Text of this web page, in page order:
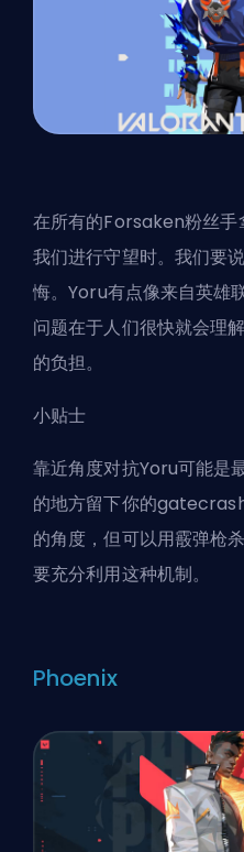
在所有的Forsaken粉丝手
我们进行守望时。我们要
悔。Yoru有点像来自英雄
问题在于人们很快就会理
的负担。
小贴士
靠近角度对抗Yoru可能是
的地方留下你的
的角度，但可以用霰弹枪
要充分利用这种机制。
Phoenix